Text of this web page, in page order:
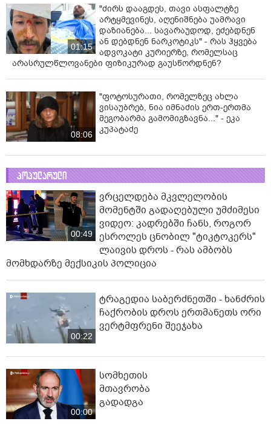
01:15
"ძირს დააგდეს, თავი ასფალტზე
არტყმევინეს, აღენიშნება უამრავი
დაზიანება... სავარაუდოდ, ეძებდნენ
ან დებდნენ ნარკოტიკს" - რას ჰყვება
ადვოკატი კურიერზე, რომელსაც
არასრულწლოვანები ფიზიკურად გაუსწორდნენ?
08:06
"ფოტოსურათი, რომელზეც ახლა
ვისაუბრებ, ნია იმნაძის ერთ-ერთმა
მეგობარმა გამომიგზავნა..." - ეკა
კუპატაძე
პოპულარული
00:49
ვრცელდება მკვლელობის
მომენტში გადაღებული უმძიმესი
ვიდეო: კადრებში ჩანს, როგორ
ესროლეს ცნობილ "ტიკტოკერს"
ლაივის დროს - რას ამბობს
მომხდარზე მექსიკის პოლიცია
00:22
ტრაგედია საბერძნეთში - ხანძრის
ჩაქრობის დროს ერთმანეთს ორი
ვერტმფრენი შეეჯახა
00:00
სომხეთის
მთავრობა
გადადგა